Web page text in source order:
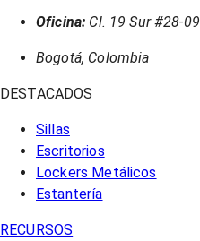
Oficina: Cl. 19 Sur #28-09
Bogotá, Colombia
DESTACADOS
Sillas
Escritorios
Lockers Metálicos
Estantería
RECURSOS